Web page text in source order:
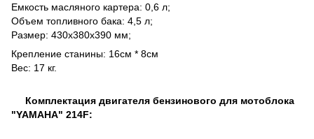
Емкость масляного картера: 0,6 л;
Объем топливного бака: 4,5 л;
Размер: 430x380x390 мм;
Крепление станины: 16см * 8см
Вес: 17 кг.
Комплектация двигателя бензинового для мотоблока
"YAMAHA" 214F​​​​​​: